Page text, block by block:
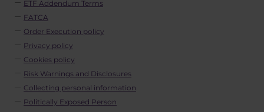
ETF Addendum Terms
FATCA
Order Execution policy
Privacy policy
Cookies policy
Risk Warnings and Disclosures
Collecting personal information
Politically Exposed Person